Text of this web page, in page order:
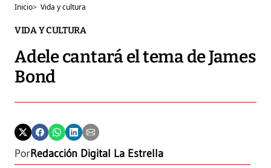
Inicio> Vida y cultura
VIDA Y CULTURA
Adele cantará el tema de James
Bond
PorRedacción Digital La Estrella